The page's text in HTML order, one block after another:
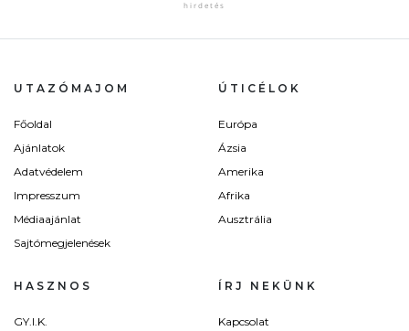
UTAZÓMAJOM
Főoldal
Ajánlatok
Adatvédelem
Impresszum
Médiaajánlat
Sajtómegjelenések
ÚTICÉLOK
Európa
Ázsia
Amerika
Afrika
Ausztrália
HASZNOS
GY.I.K.
ÍRJ NEKÜNK
Kapcsolat